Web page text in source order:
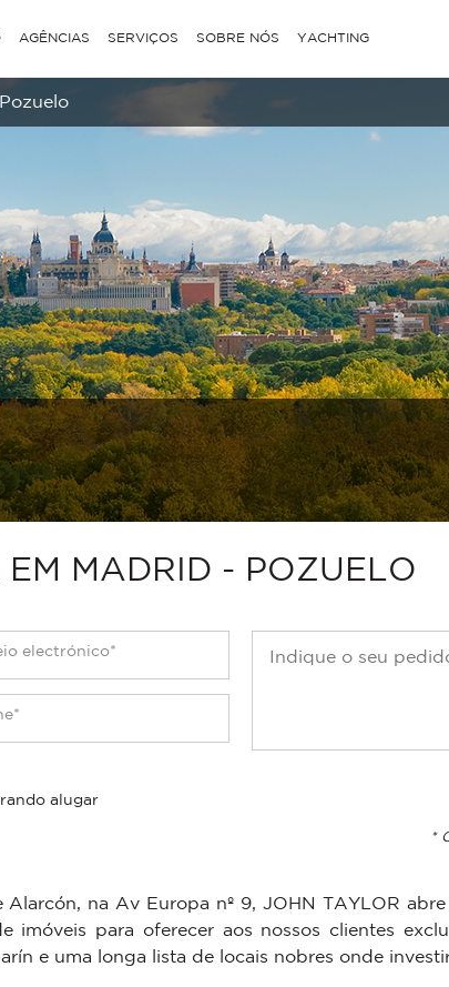
AGÊNCIAS SERVIÇOS SOBRE NÓS YACHTING
MADRID - POZUELO
alugar
*
na Av Europa nº 9, JOHN TAYLOR
para oferecer aos nossos clientes
e uma longa lista de locais nobres onde